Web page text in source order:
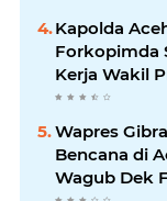
Kapolda
Forkopimda
Kerja Wakil
Kabupaten
Wapres
Bencana di
Wagub Dek